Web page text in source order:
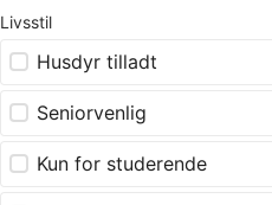
Livsstil
Husdyr tilladt
Seniorvenlig
Kun for studerende